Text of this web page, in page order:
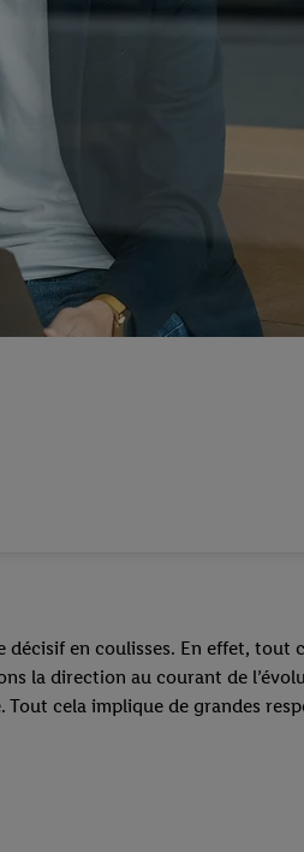
en coulisses. En effet,
la direction au courant de
cela implique de grandes